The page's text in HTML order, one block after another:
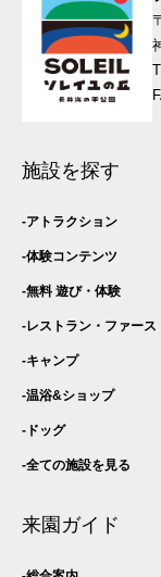
施設を探す
アトラクション
体験コンテンツ
無料 遊び・ 体験
レストラン・ ファース
キャンプ
温浴&ショップ
ドッグ
全ての施設を見る
来園ガイド